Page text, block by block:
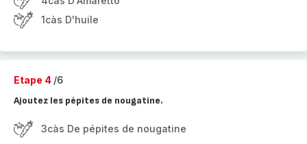
1càs D'huile
Etape 4 /6
Ajoutez les pépites de nougatine.
3càs De pépites de nougatine